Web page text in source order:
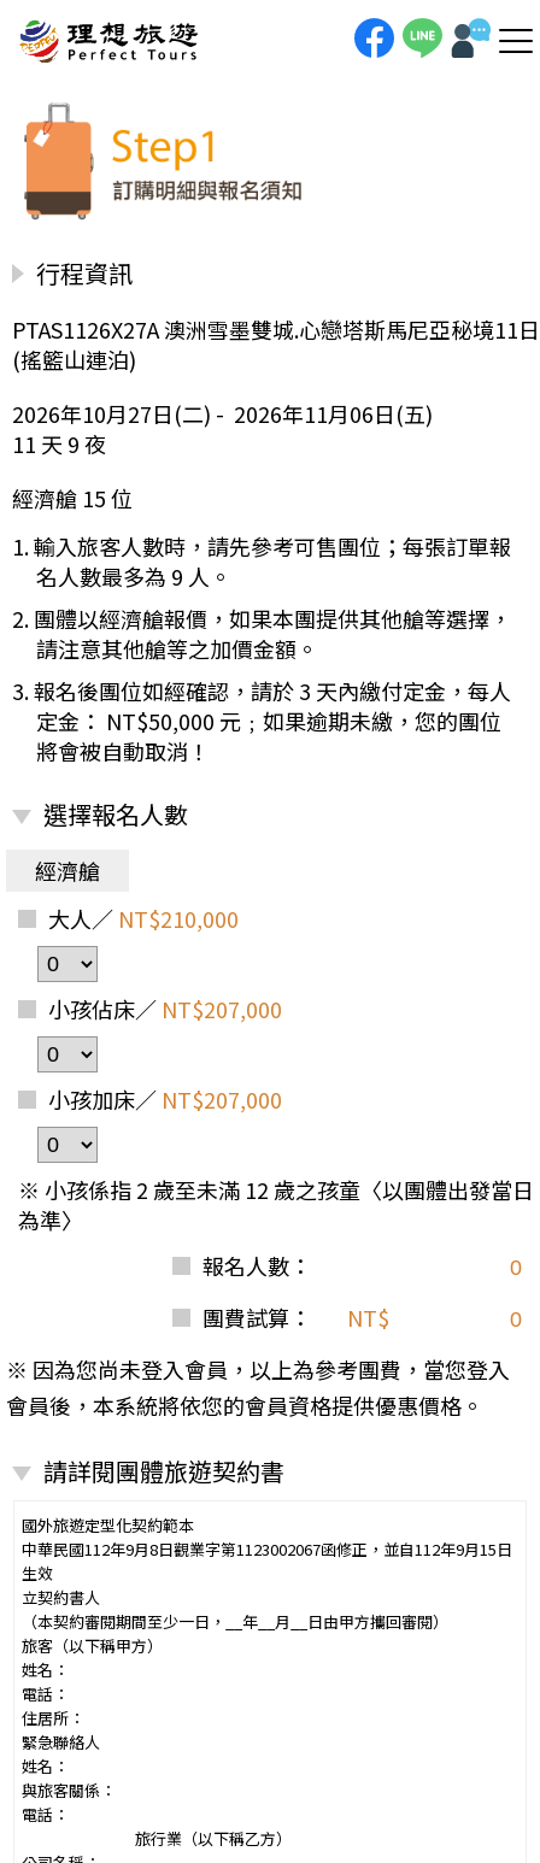
行程資訊
PTAS1126X27A 澳洲雪墨雙城.心戀塔斯馬尼亞秘境11日
(搖籃山連泊)
2026年10月27日(二) - 2026年11月06日(五)
11 天 9 夜
經濟艙 15 位
1. 輸入旅客人數時，請先參考可售團位；每張訂單報
名人數最多為 9 人。
2. 團體以經濟艙報價，如果本團提供其他艙等選擇，
請注意其他艙等之加價金額。
3. 報名後團位如經確認，請於 3 天內繳付定金，每人
定金： NT$50,000 元﹔如果逾期未繳，您的團位
將會被自動取消！
選擇報名人數
經濟艙
大人／ NT$210,000
小孩佔床／ NT$207,000
小孩加床／ NT$207,000
※ 小孩係指 2 歲至未滿 12 歲之孩童〈以團體出發當日
為準〉
報名人數：
團費試算：
NT$
※ 因為您尚未登入會員，以上為參考團費，當您登入
會員後，本系統將依您的會員資格提供優惠價格。
請詳閱團體旅遊契約書
國外旅遊定型化契約範本
中華民國112年9月8日觀業字第1123002067函修正，並自112年9月15日
生效
立契約書人
（本契約審閱期間至少一日，__年__月__日由甲方攜回審閱）
旅客（以下稱甲方）
姓名：
電話：
住居所：
緊急聯絡人
姓名：
與旅客關係：
電話：
旅行業（以下稱乙方）